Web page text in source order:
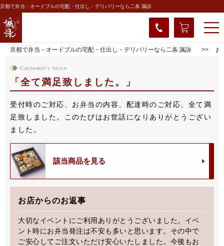
京都で弁当・オードブルの宅配・仕出し・デリバリーなら二条 諷詠
京都で弁当・オードブルの宅配・仕出し・デリバリーなら二条 諷詠 お
Customer's voice
全て満足致しました。
受付時のご対応、お弁当の内容、配達時のご対応、全て満
足致しました。このたびはお世話になりありがとうござい
ました。
該当商品を見る
お店からのお返事
大切なイベントにご利用ありがとうございました。イベ
ント時にお弁当発注は不安も多いと思います。その中で
ご安心してご注文いただけ安心いたしました。今後もお